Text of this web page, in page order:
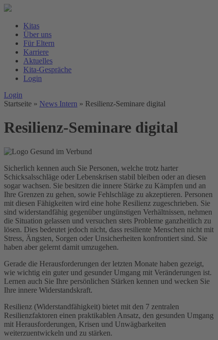
Kitas
Über uns
Für Eltern
Karriere
Aktuelles
Kita-Gespräche
Login
Login
Startseite » News Intern » Resilienz-Seminare digital
Resilienz-Seminare digital
Sicherlich kennen auch Sie Personen, welche trotz harter
Schicksalsschläge oder Lebenskrisen stabil bleiben oder an diesen
sogar wachsen. Sie besitzen die innere Stärke zu Kämpfen und an
Ihre Grenzen zu gehen, sowie Fehlschläge zu akzeptieren. Personen
mit diesen Fähigkeiten wird eine hohe Resilienz zugeschrieben. Sie
sind widerstandfähig gegenüber ungünstigen Verhältnissen, nehmen
die Situation gelassen und versuchen stets Probleme ganzheitlich zu
lösen. Dies bedeutet jedoch nicht, dass resiliente Menschen nicht mit
Stress, Ängsten, Sorgen oder Unsicherheiten konfrontiert sind. Sie
haben aber gelernt damit umzugehen.
Gerade die Herausforderungen der letzten Monate haben gezeigt,
wie wichtig ein guter und gesunder Umgang mit Veränderungen ist.
Lernen auch Sie Ihre persönlichen Stärken kennen und wecken Sie
Ihre innere Widerstandskraft.
Resilienz (Widerstandfähigkeit) bietet mit den 7 zentralen
Resilienzfaktoren einen praktikablen Ansatz, den gesunden Umgang
mit Herausforderungen, Krisen und Unwägbarkeiten
weiterzuentwickeln und zu stärken.